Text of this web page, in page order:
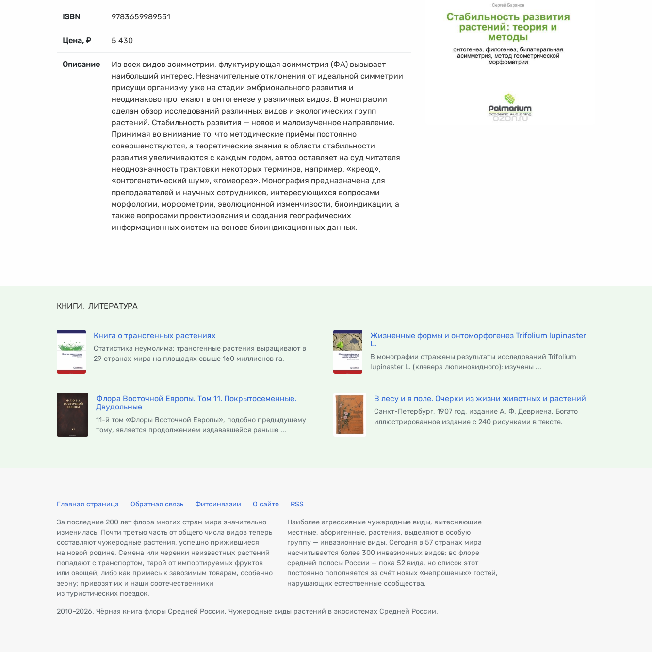
ISBN 9783659989551
Цена, ₽ 5 430
Описание
Из всех видов асимметрии, флуктуирующая асимметрия (ФА) вызывает
наибольший интерес. Незначительные отклонения от идеальной симметрии
присущи организму уже на стадии эмбрионального развития и
неодинаково протекают в онтогенезе у различных видов. В монографии
сделан обзор исследований различных видов и экологических групп
растений. Стабильность развития — новое и малоизученное направление.
Принимая во внимание то, что методические приёмы постоянно
совершенствуются, а теоретические знания в области стабильности
развития увеличиваются с каждым годом, автор оставляет на суд читателя
неоднозначность трактовки некоторых терминов, например, «креод»,
«онтогенетический шум», «гомеорез». Монография предназначена для
преподавателей и научных сотрудников, интересующихся вопросами
морфологии, морфометрии, эволюционной изменчивости, биоиндикации, а
также вопросами проектирования и создания географических
информационных систем на основе биоиндикационных данных.
КНИГИ, ЛИТЕРАТУРА
Книга о трансгенных растениях
Статистика неумолима: трансгенные растения выращивают в
29 странах мира на площадях свыше 160 миллионов га.
Жизненные формы и онтоморфогенез Trifolium lupinaster
L.
В монографии отражены результаты исследований Trifolium
lupinaster L. (клевера люпиновидного): изучены ...
Флора Восточной Европы. Том 11. Покрытосеменные.
Двудольные
11-й том «Флоры Восточной Европы», подобно предыдущему
тому, является продолжением издававшейся раньше ...
В лесу и в поле. Очерки из жизни животных и растений
Санкт-Петербург, 1907 год, издание А. Ф. Девриена. Богато
иллюстрированное издание с 240 рисунками в тексте.
Главная страница Обратная связь Фитоинвазии О сайте RSS
За последние 200 лет флора многих стран мира значительно
изменилась. Почти третью часть от общего числа видов теперь
составляют чужеродные растения, успешно прижившиеся
на новой родине. Семена или черенки неизвестных растений
попадают с транспортом, тарой от импортируемых фруктов
или овощей, либо как примесь к завозимым товарам, особенно
зерну; привозят их и наши соотечественники
из туристических поездок.
Наиболее агрессивные чужеродные виды, вытесняющие
местные, аборигенные, растения, выделяют в особую
группу — инвазионные виды. Сегодня в 57 странах мира
насчитывается более 300 инвазионных видов; во флоре
средней полосы России — пока 52 вида, но список этот
постоянно пополняется за счёт новых «непрошеных» гостей,
нарушающих естественные сообщества.
2010–2026. Чёрная книга флоры Средней России. Чужеродные виды растений в экосистемах Средней России.